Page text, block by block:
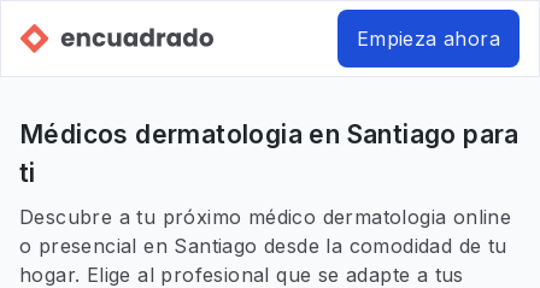
Empieza ahora
Médicos dermatologia en Santiago para
ti
Descubre a tu próximo médico dermatologia online
o presencial en Santiago desde la comodidad de tu
hogar. Elige al profesional que se adapte a tus